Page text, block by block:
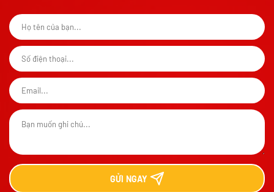
GỬI NGAY